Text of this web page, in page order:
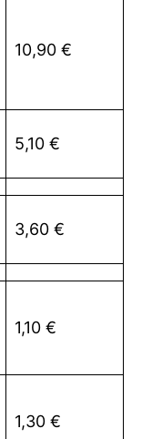
10,90 €
5,10 €
3,60 €
1,10 €
1,30 €